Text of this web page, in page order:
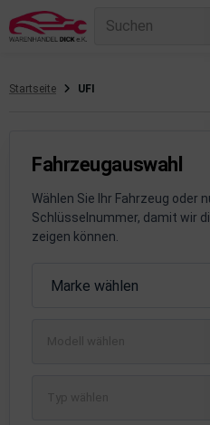
Suchen
Startseite UFI
Fahrzeugauswahl
Wählen Sie Ihr Fahrzeug oder
Schlüsselnummer, damit wir
zeigen können.
Marke wählen
Anbauteile